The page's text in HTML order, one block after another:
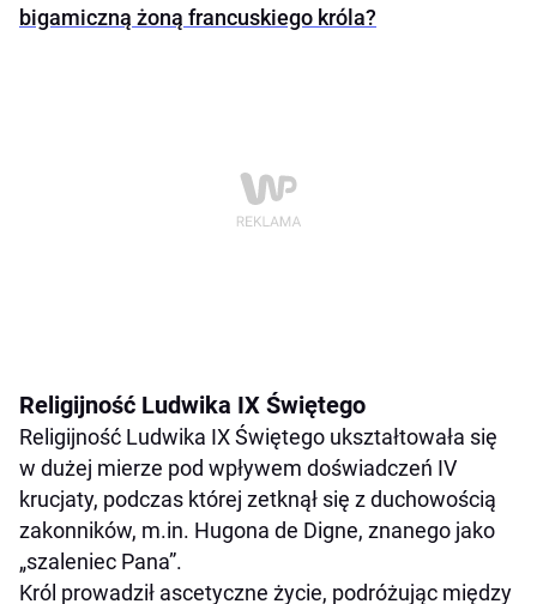
bigamiczną żoną francuskiego króla?
Religijność Ludwika IX Świętego
Religijność Ludwika IX Świętego ukształtowała się
w dużej mierze pod wpływem doświadczeń IV
krucjaty, podczas której zetknął się z duchowością
zakonników, m.in. Hugona de Digne, znanego jako
„szaleniec Pana”.
Król prowadził ascetyczne życie, podróżując między